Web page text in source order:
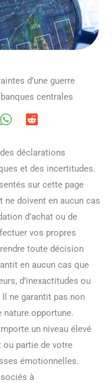
d’une guerre
centrales
déclarations
et des incertitudes.
sur cette page
doivent en aucun cas
d’achat ou de
vos propres
toute décision
en aucun cas que
d’inexactitudes ou
ne garantit pas non
nature opportune.
un niveau élevé
ou partie de votre
émotionnelles.
à